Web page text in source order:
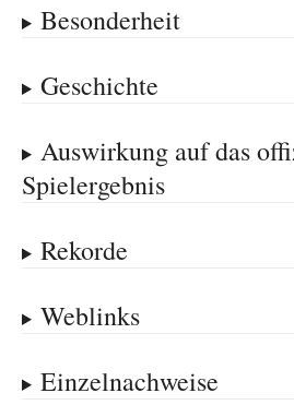
Besonderheit
Geschichte
Auswirkung auf das
Spielergebnis
Rekorde
Weblinks
Einzelnachweise